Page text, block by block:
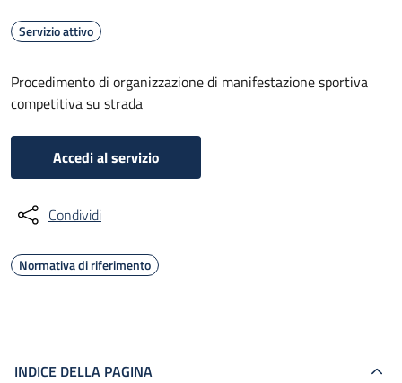
Servizio attivo
Procedimento di organizzazione di manifestazione sportiva
competitiva su strada
Accedi al servizio
Condividi
Normativa di riferimento
INDICE DELLA PAGINA